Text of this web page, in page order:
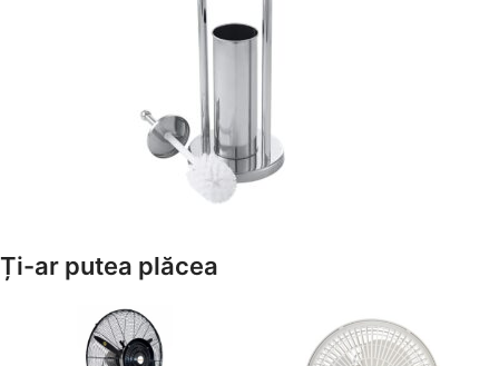
Suporți Hârtie Igenică
Vezi Oferta
Ți-ar putea plăcea